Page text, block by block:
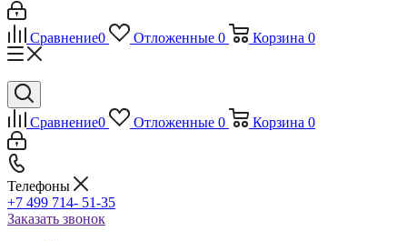
Сравнение0 Отложенные 0 Корзина 0
Сравнение0 Отложенные 0 Корзина 0
Телефоны
+7 499 714- 51-35
Заказать звонок